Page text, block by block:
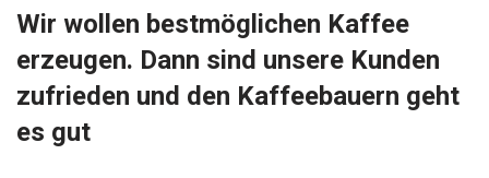
Wir wollen bestmöglichen Kaffee
erzeugen. Dann sind unsere Kunden
zufrieden und den Kaffeebauern geht
es gut